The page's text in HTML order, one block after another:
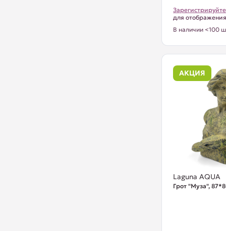
для
В наличии <100
АКЦИЯ
Laguna AQUA
Грот "Муза",